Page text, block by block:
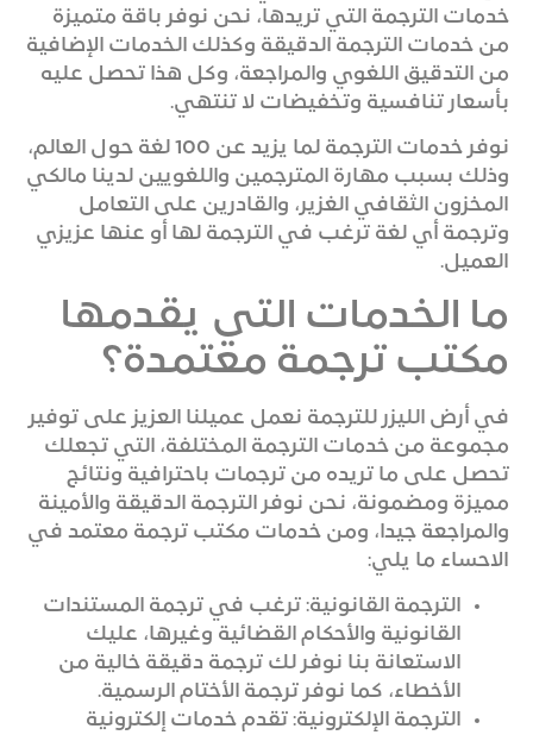
خدمات الترجمة التي تريدها، نحن نوفر باقة متميزة
من خدمات الترجمة الدقيقة وكذلك الخدمات الإضافية
من التدقيق اللغوي والمراجعة، وكل هذا تحصل عليه
بأسعار تنافسية وتخفيضات لا تنتهي.
نوفر خدمات الترجمة لما يزيد عن 100 لغة حول العالم،
وذلك بسبب مهارة المترجمين واللغويين لدينا مالكي
المخزون الثقافي الغزير، والقادرين على التعامل
وترجمة أي لغة ترغب في الترجمة لها أو عنها عزيزي
العميل.
ما الخدمات التي يقدمها
مكتب ترجمة معتمدة؟
في أرض الليزر للترجمة نعمل عميلنا العزيز على توفير
مجموعة من خدمات الترجمة المختلفة، التي تجعلك
تحصل على ما تريده من ترجمات باحترافية ونتائج
مميزة ومضمونة، نحن نوفر الترجمة الدقيقة والأمينة
والمراجعة جيدا، ومن خدمات مكتب ترجمة معتمد في
الاحساء ما يلي:
الترجمة القانونية: ترغب في ترجمة المستندات
القانونية والأحكام القضائية وغيرها، عليك
الاستعانة بنا نوفر لك ترجمة دقيقة خالية من
الأخطاء، كما نوفر ترجمة الأختام الرسمية.
الترجمة الإلكترونية: تقدم خدمات إلكترونية